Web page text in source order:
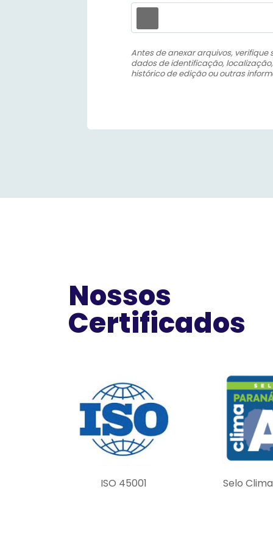
Antes de anexar arquivos, verifique
dados de identificação,
histórico de edição ou outras
Nossos
Certificados
ISO 45001 Selo